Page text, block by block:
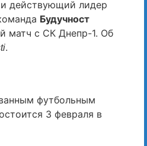
действующий лидер
Будучност
матч с СК Днепр-1. Об
.
футбольным
3 февраля в